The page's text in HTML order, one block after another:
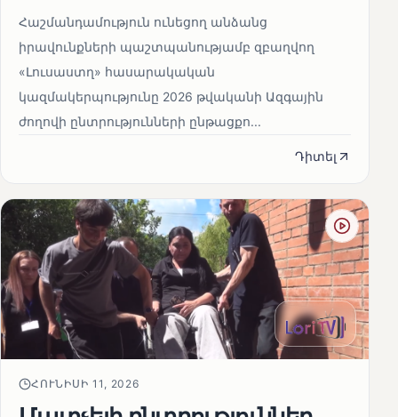
Հաշմանդամություն ունեցող անձանց
իրավունքների պաշտպանությամբ զբաղվող
«Լուսաստղ» հասարակական
կազմակերպությունը 2026 թվականի Ազգային
ժողովի ընտրությունների ընթացքո...
Դիտել
ՀՈՒՆԻՍԻ 11, 2026